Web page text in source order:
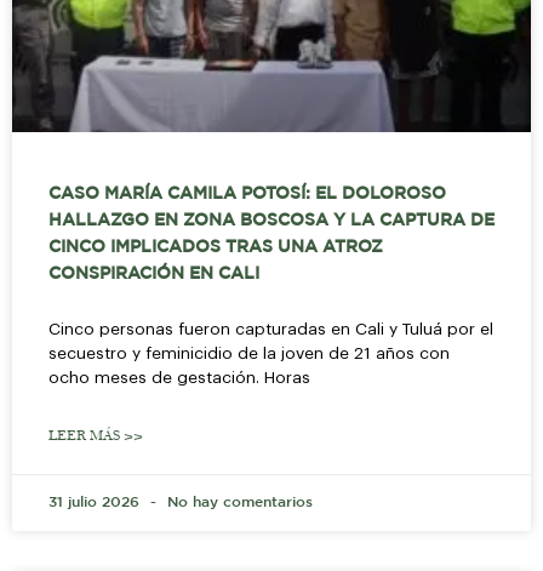
CASO MARÍA CAMILA POTOSÍ: EL DOLOROSO
HALLAZGO EN ZONA BOSCOSA Y LA CAPTURA DE
CINCO IMPLICADOS TRAS UNA ATROZ
CONSPIRACIÓN EN CALI
Cinco personas fueron capturadas en Cali y Tuluá por el
secuestro y feminicidio de la joven de 21 años con
ocho meses de gestación. Horas
LEER MÁS >>
31 julio 2026 No hay comentarios